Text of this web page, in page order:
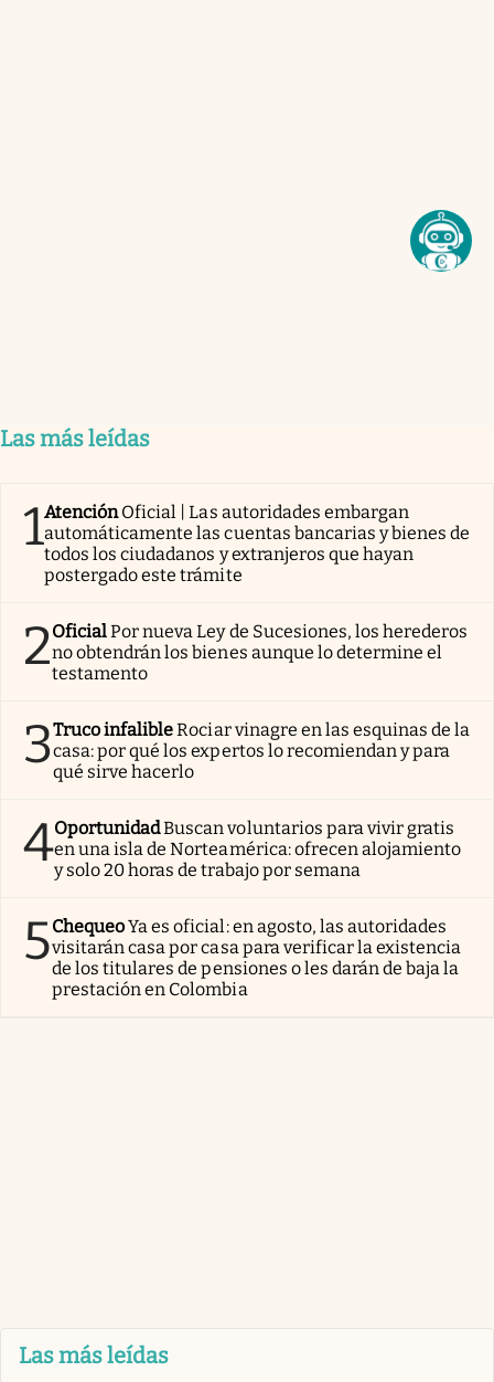
Las más leídas
1AtenciónOficial | Las autoridades embargan
automáticamente las cuentas bancarias y bienes de
todos los ciudadanos y extranjeros que hayan
postergado este trámite
2OficialPor nueva Ley de Sucesiones, los herederos
no obtendrán los bienes aunque lo determine el
testamento
3Truco infalibleRociar vinagre en las esquinas de la
casa: por qué los expertos lo recomiendan y para
qué sirve hacerlo
4OportunidadBuscan voluntarios para vivir gratis
en una isla de Norteamérica: ofrecen alojamiento
y solo 20 horas de trabajo por semana
5ChequeoYa es oficial: en agosto, las autoridades
visitarán casa por casa para verificar la existencia
de los titulares de pensiones o les darán de baja la
prestación en Colombia
Las más leídas